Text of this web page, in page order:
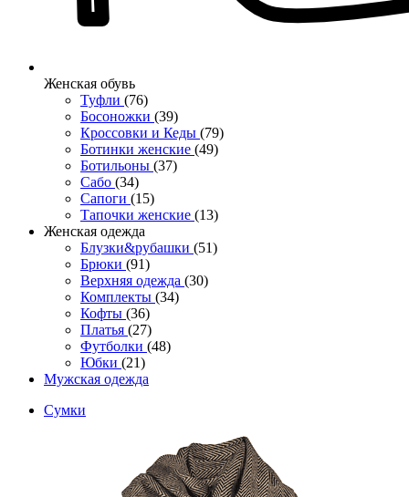
Женcкая обувь
Туфли (76)
Босоножки (39)
Кроссовки и Кеды (79)
Ботинки женские (49)
Ботильоны (37)
Сабо (34)
Сапоги (15)
Тапочки женские (13)
Женская одежда
Блузки&рубашки (51)
Брюки (91)
Верхняя одежда (30)
Комплекты (34)
Кофты (36)
Платья (27)
Футболки (48)
Юбки (21)
Мужская одежда
Сумки